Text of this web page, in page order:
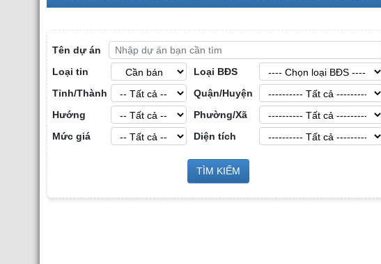
Tên dự án
Loại tin
Loại BĐS
Tỉnh/Thành
Quận/Huyện
Hướng
Phường/Xã
Mức giá
Diện tích
TÌM KIẾM
Cho Thuê Nhà Xưởng tại Hưng Yên
Cho Thuê Nhà Xưởng tại Bắc Ninh